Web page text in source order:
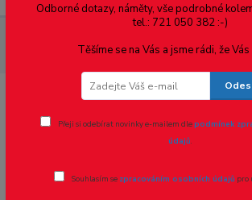
1,5 mm - 1ks
Odborné dotazy, náměty, vše podrobné
tel.: 721 050 382 :-)
Těšíme se na Vás a jsme rádi, že Vás
Přeji si odebírat novinky e-mailem dlepodmínek
údajů.
Souhlasím se zpracováním osobních údajů pro